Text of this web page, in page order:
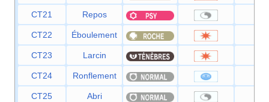
CT21 Repos
CT22 Éboulement
CT23 Larcin
CT24 Ronflement
CT25 Abri